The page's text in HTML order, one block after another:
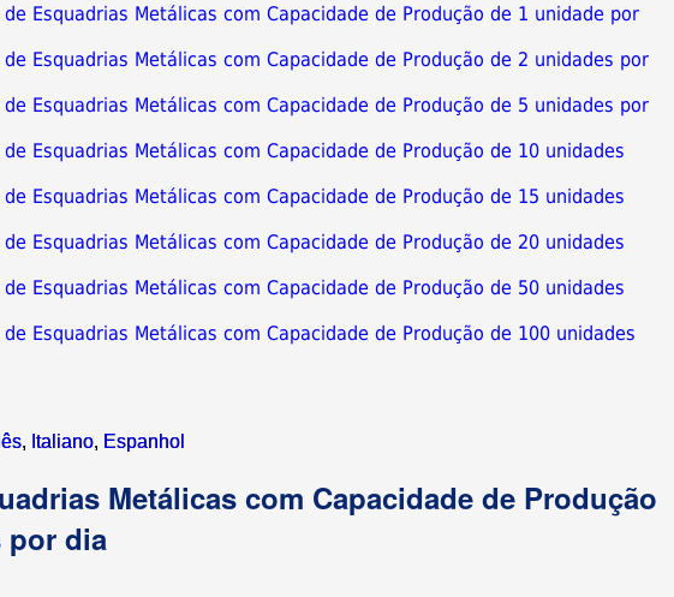
Esquadrias Metálicas com Capacidade de Produção de 1 unidade por
Esquadrias Metálicas com Capacidade de Produção de 2 unidades por
Esquadrias Metálicas com Capacidade de Produção de 5 unidades por
Esquadrias Metálicas com Capacidade de Produção de 10 unidades
Esquadrias Metálicas com Capacidade de Produção de 15 unidades
Esquadrias Metálicas com Capacidade de Produção de 20 unidades
Esquadrias Metálicas com Capacidade de Produção de 50 unidades
Esquadrias Metálicas com Capacidade de Produção de 100 unidades
, Italiano, Espanhol
Metálicas com Capacidade de Produção
por dia